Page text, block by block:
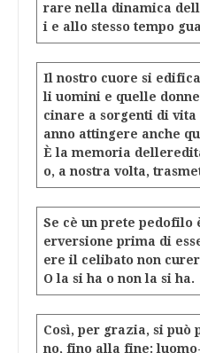
rare nella dinamica
i e allo stesso tempo
Il nostro cuore si
li uomini e quelle
cinare a sorgenti di
anno attingere anche
È la memoria
o, a nostra volta,
Se cè un prete
erversione prima di
ere il celibato non
O la si ha o non la si ha.
Così, per grazia, si può
no, fino alla fine: